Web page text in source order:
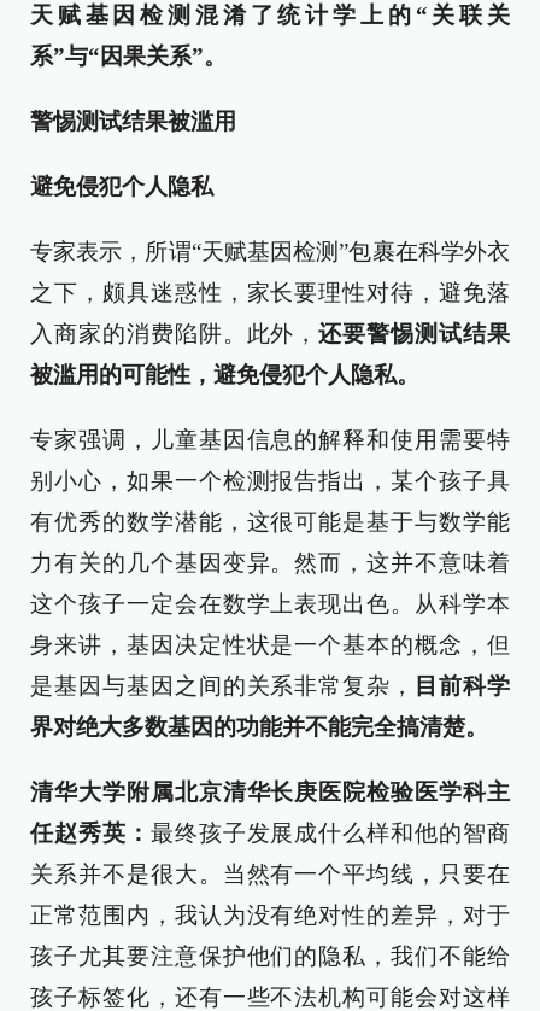
天赋基因检测混淆了统计学上的“关联关
系”与“因果关系”。
警惕测试结果被滥用
避免侵犯个人隐私
专家表示，所谓“天赋基因检测”包裹在科学外衣
之下，颇具迷惑性，家长要理性对待，避免落
入商家的消费陷阱。此外，还要警惕测试结果
被滥用的可能性，避免侵犯个人隐私。
专家强调，儿童基因信息的解释和使用需要特
别小心，如果一个检测报告指出，某个孩子具
有优秀的数学潜能，这很可能是基于与数学能
力有关的几个基因变异。然而，这并不意味着
这个孩子一定会在数学上表现出色。从科学本
身来讲，基因决定性状是一个基本的概念，但
是基因与基因之间的关系非常复杂，
目前科学
界对绝大多数基因的功能并不能完全搞清楚。
清华大学附属北京清华长庚医院检验医学科主
任赵秀英： 最终孩子发展成什么样和他的智商
关系并不是很大。当然有一个平均线，只要在
正常范围内，我认为没有绝对性的差异，对于
孩子尤其要注意保护他们的隐私，我们不能给
孩子标签化，还有一些不法机构可能会对这样